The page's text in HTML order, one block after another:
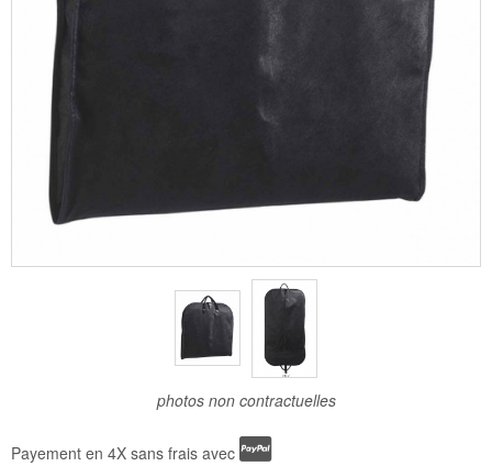
photos non contractuelles
Payement en 4X sans frais avec